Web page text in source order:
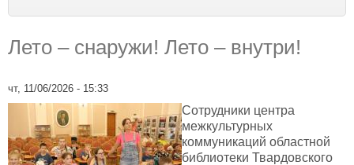
Лето – снаружи! Лето – внутри!
чт, 11/06/2026 - 15:33
Сотрудники центра
межкультурных
коммуникаций областной
библиотеки Твардовского